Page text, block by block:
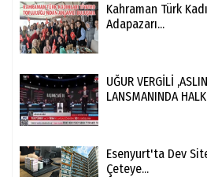
Kahraman Türk
Adapazarı...
UĞUR VERGİLİ
LANSMANINDA
Esenyurt'ta Dev
Çeteye...